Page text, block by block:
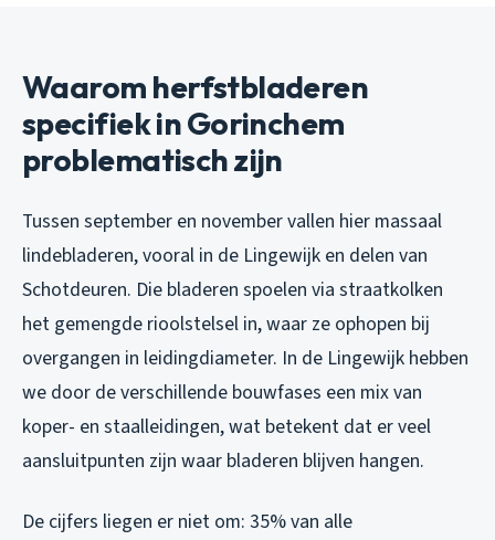
Waarom herfstbladeren
specifiek in Gorinchem
problematisch zijn
Tussen september en november vallen hier massaal
lindebladeren, vooral in de Lingewijk en delen van
Schotdeuren. Die bladeren spoelen via straatkolken
het gemengde rioolstelsel in, waar ze ophopen bij
overgangen in leidingdiameter. In de Lingewijk hebben
we door de verschillende bouwfases een mix van
koper- en staalleidingen, wat betekent dat er veel
aansluitpunten zijn waar bladeren blijven hangen.
De cijfers liegen er niet om: 35% van alle